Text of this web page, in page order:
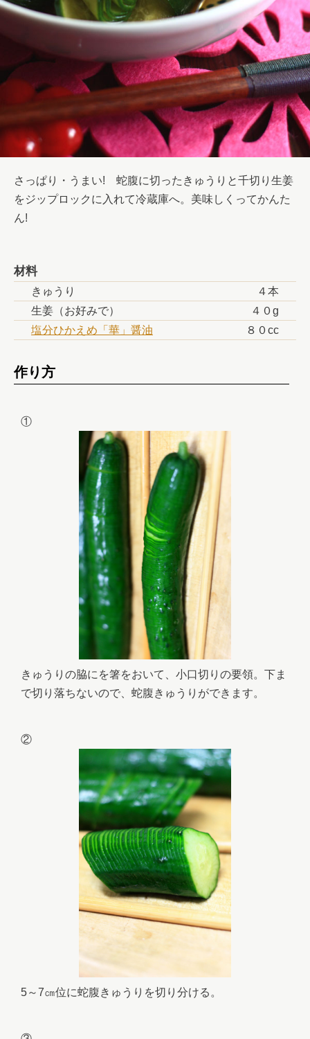
さっぱり・うまい!　蛇腹に切ったきゅうりと千切り生姜
をジップロックに入れて冷蔵庫へ。美味しくってかんた
ん!
材料
きゅうり
４本
生姜（お好みで）
４０g
塩分ひかえめ「華」醤油
８０cc
作り方
①
きゅうりの脇にを箸をおいて、小口切りの要領。下ま
で切り落ちないので、蛇腹きゅうりができます。
②
5～7㎝位に蛇腹きゅうりを切り分ける。